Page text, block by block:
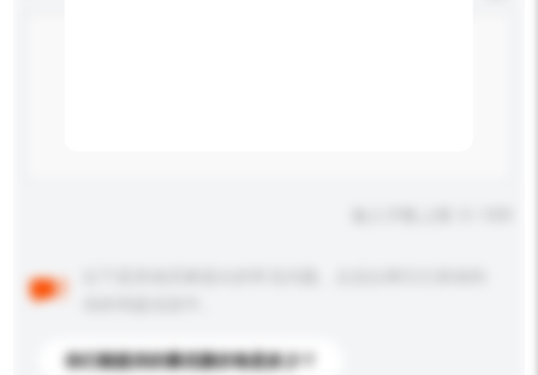
你们能提供的最优惠价格是多少？